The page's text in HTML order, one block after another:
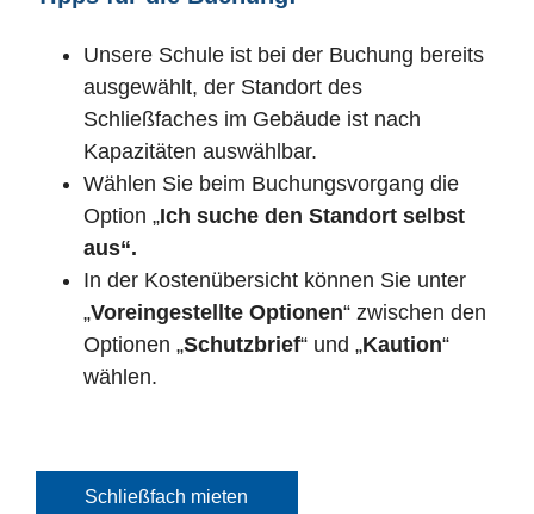
Unsere Schule ist bei der Buchung bereits
ausgewählt, der Standort des
Schließfaches im Gebäude ist nach
Kapazitäten auswählbar.
Wählen Sie beim Buchungsvorgang die
Option „Ich suche den Standort selbst
aus“.
In der Kostenübersicht können Sie unter
„Voreingestellte Optionen“ zwischen den
Optionen „Schutzbrief“ und „Kaution“
wählen.
Schließfach mieten